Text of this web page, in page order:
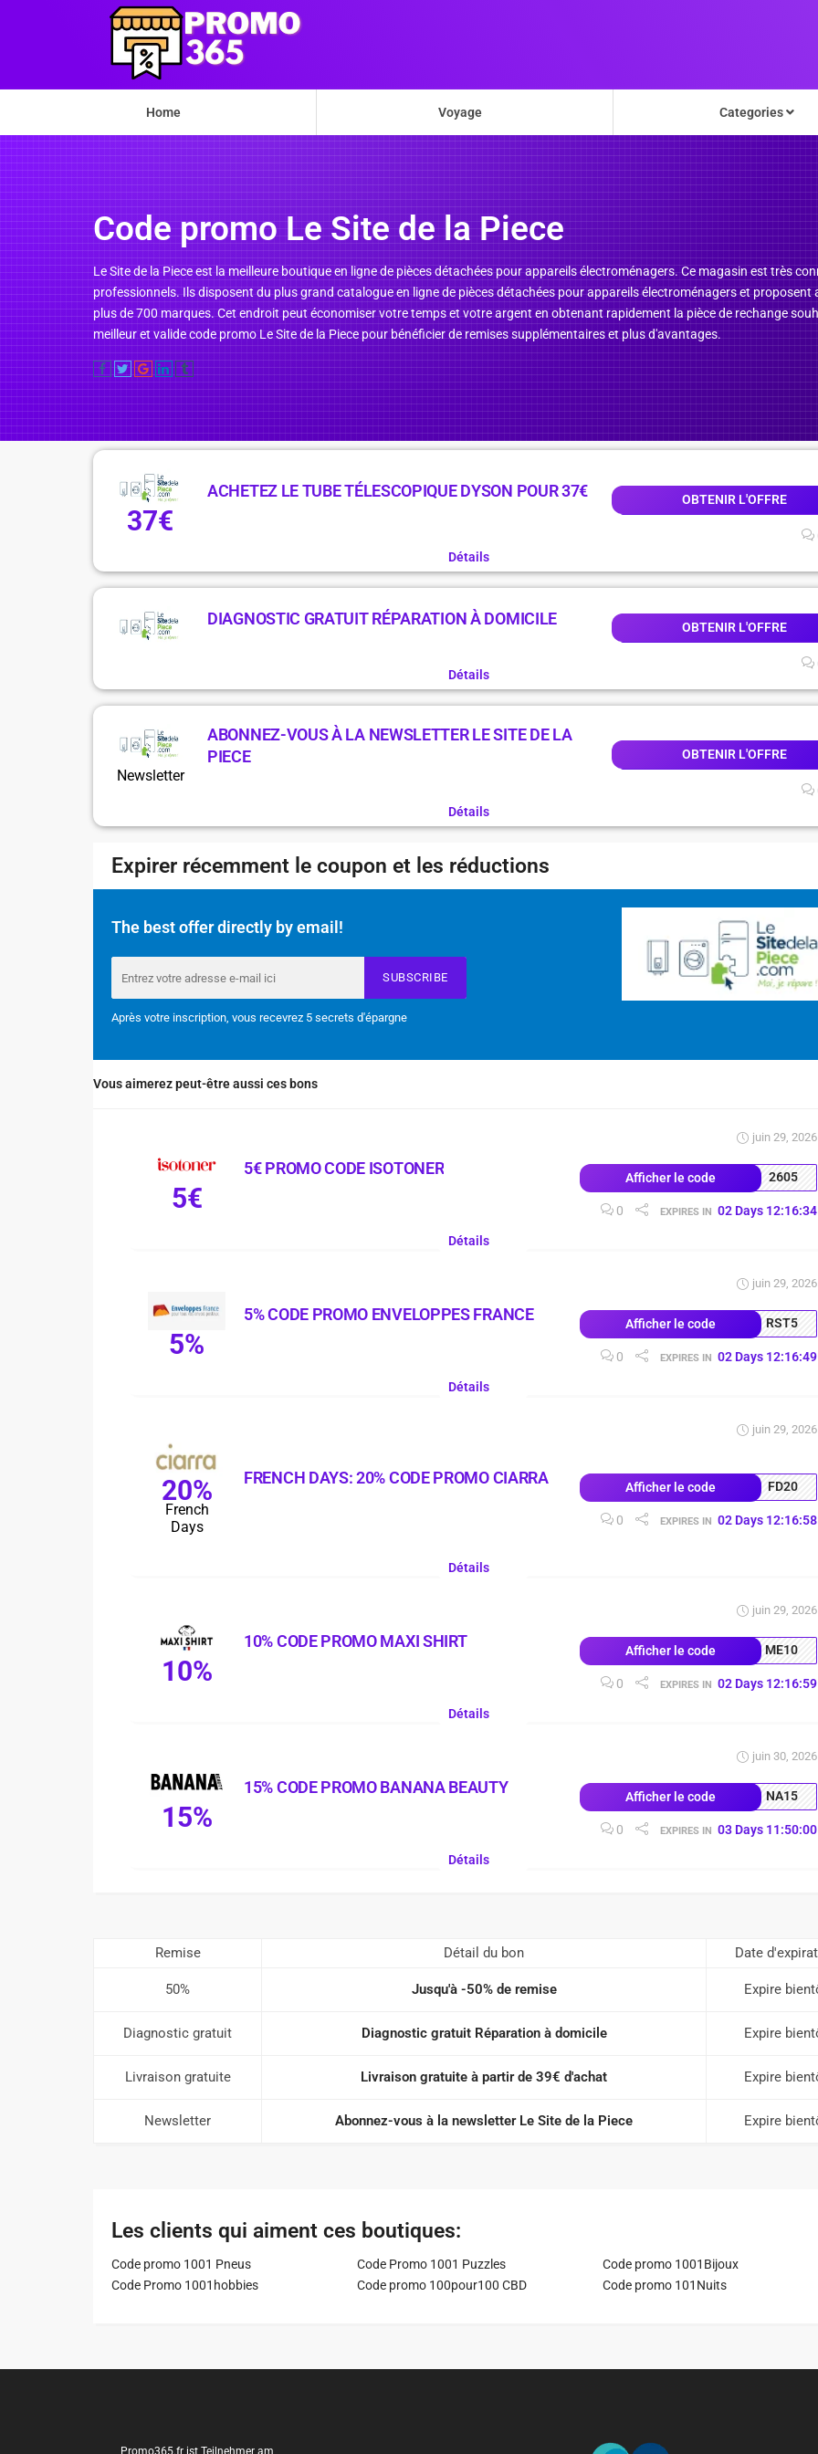
Home Voyage Categories
Code promo Le Site de la Piece
Le Site de la Piece est la meilleure boutique en ligne de pièces détachées pour appareils électroménagers. Ce magasin est très
professionnels. Ils disposent du plus grand catalogue en ligne de pièces détachées pour appareils électroménagers et
plus de 700 marques. Cet endroit peut économiser votre temps et votre argent en obtenant rapidement la pièce de rechange
meilleur et valide code promo Le Site de la Piece pour bénéficier de remises supplémentaires et plus d'avantages.
37€
ACHETEZ LE TUBE TÉLESCOPIQUE DYSON POUR 37€ OBTENIR L'OFFRE
Détails
DIAGNOSTIC GRATUIT RÉPARATION À DOMICILE OBTENIR L'OFFRE
Détails
Newsletter
ABONNEZ-VOUS À LA NEWSLETTER LE SITE DE LA
PIECE
OBTENIR L'OFFRE
Détails
Expirer récemment le coupon et les réductions
The best offer directly by email!
SUBSCRIBE
Après votre inscription, vous recevrez 5 secrets d'épargne
Vous aimerez peut-être aussi ces bons
5€
5€ PROMO CODE ISOTONER
juin 29, 2026
Afficher le code 2605
0 EXPIRES IN 02 Days 12:16:33
Détails
5%
5% CODE PROMO ENVELOPPES FRANCE
juin 29, 2026
Afficher le code RST5
0 EXPIRES IN 02 Days 12:16:48
Détails
20%
French
Days
FRENCH DAYS: 20% CODE PROMO CIARRA
juin 29, 2026
Afficher le code FD20
0 EXPIRES IN 02 Days 12:16:57
Détails
10%
10% CODE PROMO MAXI SHIRT
juin 29, 2026
Afficher le code ME10
0 EXPIRES IN 02 Days 12:16:58
Détails
15%
15% CODE PROMO BANANA BEAUTY
juin 30, 2026
Afficher le code NA15
0 EXPIRES IN 03 Days 11:49:59
Détails
Remise Détail du bon Date
50% Jusqu'à -50% de remise Expire
Diagnostic gratuit Diagnostic gratuit Réparation à domicile Expire
Livraison gratuite Livraison gratuite à partir de 39€ d'achat Expire
Newsletter Abonnez-vous à la newsletter Le Site de la Piece Expire
Les clients qui aiment ces boutiques:
Code promo 1001 Pneus Code Promo 1001 Puzzles
Code promo 1001Bijoux
Code Promo 1001hobbies
Code promo 100pour100 CBD Code promo 101Nuits